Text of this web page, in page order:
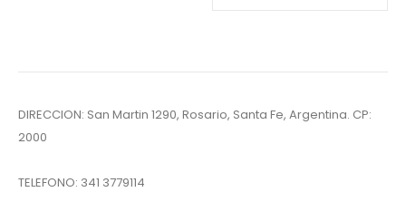
DIRECCION: San Martin 1290, Rosario, Santa Fe, Argentina. CP:
2000
TELEFONO: 341 3779114